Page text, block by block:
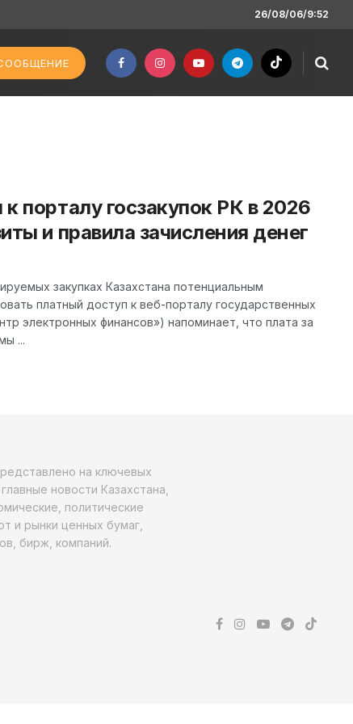
26/08/06/9:52
порталу госзакупок РК в 2026
и правила зачисления денег
закупках Казахстана потенциальным
платный доступ к веб-порталу государственных
электронных финансов») напоминает, что плата за
...
на ключевых
новости Казахстана,
политические
и рынки ценных бумаг,
бирж, компаний.